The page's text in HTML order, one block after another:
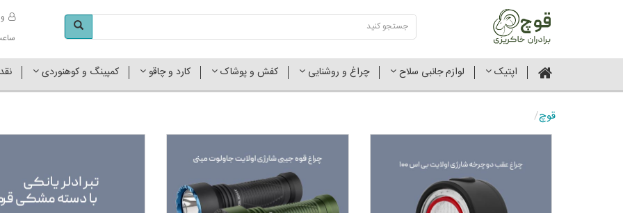
ساعت
اپتیک لوازم جانبی سلاح چراغ و روشنایی کفش و پوشاک کارد و چاقو کمپینگ و کوهنوردی
قوچ/